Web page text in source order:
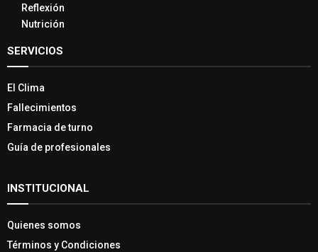
Reflexión
Nutrición
SERVICIOS
El Clima
Fallecimientos
Farmacia de turno
Guía de profesionales
INSTITUCIONAL
Quienes somos
Términos y Condiciones